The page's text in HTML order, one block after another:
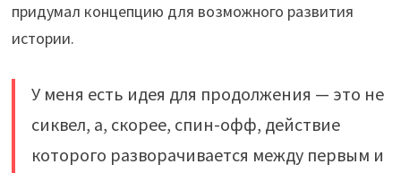
придумал концепцию для возможного развития
истории.
У меня есть идея для продолжения — это не
сиквел, а, скорее, спин-офф, действие
которого разворачивается между первым и